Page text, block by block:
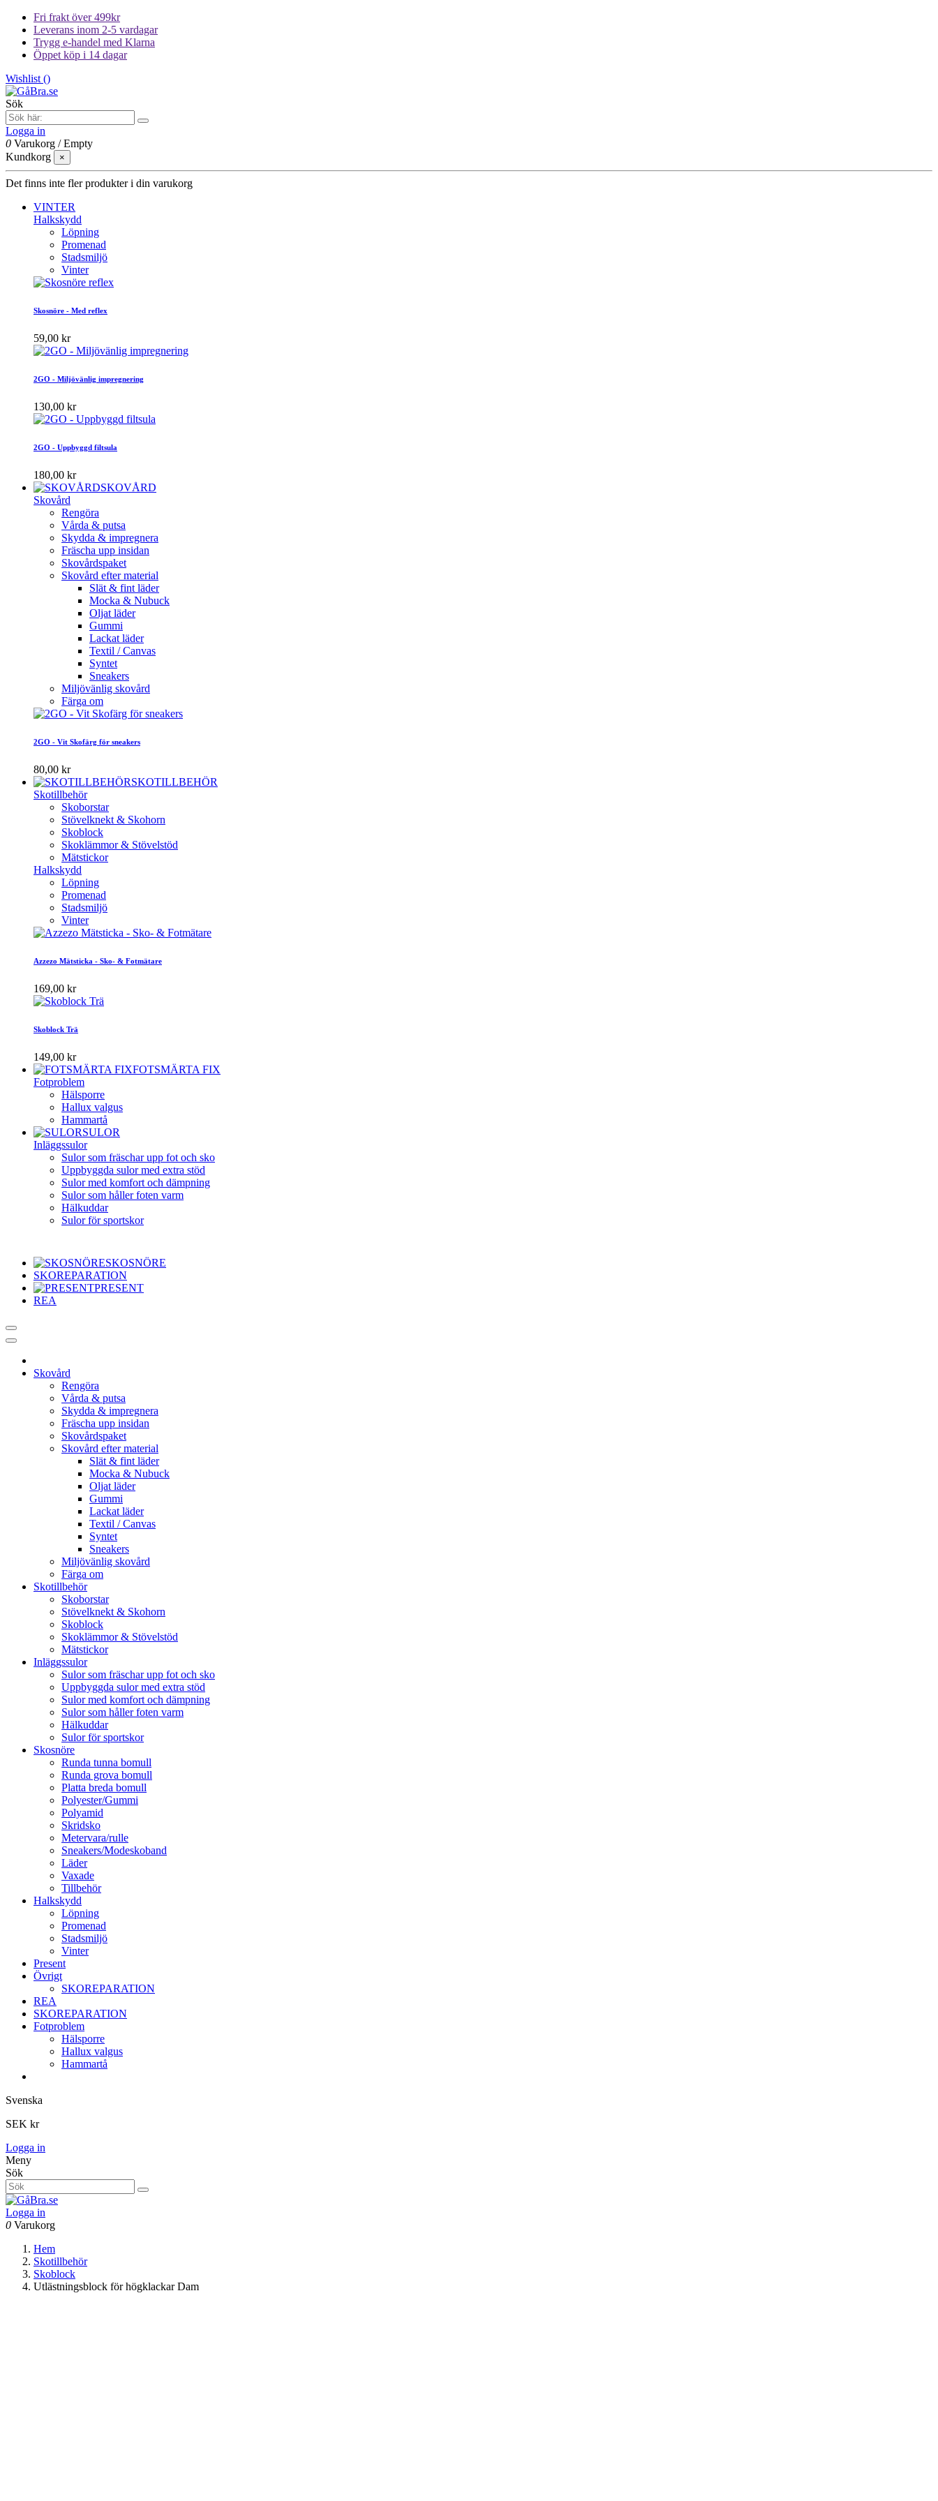
Fri frakt över 499kr
Leverans inom 2-5 vardagar
Trygg e-handel med Klarna
Öppet köp i 14 dagar
Wishlist ()
Sök
Logga in
0 Varukorg /Empty
Kundkorg
×
Det finns inte fler produkter i din varukorg
VINTER
Halkskydd
Löpning
Promenad
Stadsmiljö
Vinter
Skosnöre - Med reflex
59,00 kr
2GO - Miljövänlig impregnering
130,00 kr
2GO - Uppbyggd filtsula
180,00 kr
SKOVÅRD
Skovård
Rengöra
Vårda & putsa
Skydda & impregnera
Fräscha upp insidan
Skovårdspaket
Skovård efter material
Slät & fint läder
Mocka & Nubuck
Oljat läder
Gummi
Lackat läder
Textil / Canvas
Syntet
Sneakers
Miljövänlig skovård
Färga om
2GO - Vit Skofärg för sneakers
80,00 kr
SKOTILLBEHÖR
Skotillbehör
Skoborstar
Stövelknekt & Skohorn
Skoblock
Skoklämmor & Stövelstöd
Mätstickor
Halkskydd
Löpning
Promenad
Stadsmiljö
Vinter
Azzezo Mätsticka - Sko- & Fotmätare
169,00 kr
Skoblock Trä
149,00 kr
FOTSMÄRTA FIX
Fotproblem
Hälsporre
Hallux valgus
Hammartå
SULOR
Inläggssulor
Sulor som fräschar upp fot och sko
Uppbyggda sulor med extra stöd
Sulor med komfort och dämpning
Sulor som håller foten varm
Hälkuddar
Sulor för sportskor
SKOSNÖRE
SKOREPARATION
PRESENT
REA
Skovård
Rengöra
Vårda & putsa
Skydda & impregnera
Fräscha upp insidan
Skovårdspaket
Skovård efter material
Slät & fint läder
Mocka & Nubuck
Oljat läder
Gummi
Lackat läder
Textil / Canvas
Syntet
Sneakers
Miljövänlig skovård
Färga om
Skotillbehör
Skoborstar
Stövelknekt & Skohorn
Skoblock
Skoklämmor & Stövelstöd
Mätstickor
Inläggssulor
Sulor som fräschar upp fot och sko
Uppbyggda sulor med extra stöd
Sulor med komfort och dämpning
Sulor som håller foten varm
Hälkuddar
Sulor för sportskor
Skosnöre
Runda tunna bomull
Runda grova bomull
Platta breda bomull
Polyester/Gummi
Polyamid
Skridsko
Metervara/rulle
Sneakers/Modeskoband
Läder
Vaxade
Tillbehör
Halkskydd
Löpning
Promenad
Stadsmiljö
Vinter
Present
Övrigt
SKOREPARATION
REA
SKOREPARATION
Fotproblem
Hälsporre
Hallux valgus
Hammartå
Svenska
SEK kr
Logga in
Meny
Sök
Logga in
0 Varukorg
Hem
Skotillbehör
Skoblock
Utlästningsblock för högklackar Dam